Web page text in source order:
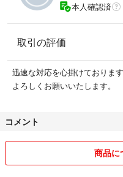
本人確認済
取引の評価
迅速な対応を心掛けております
よろしくお願いいたします。
コメント
商品に